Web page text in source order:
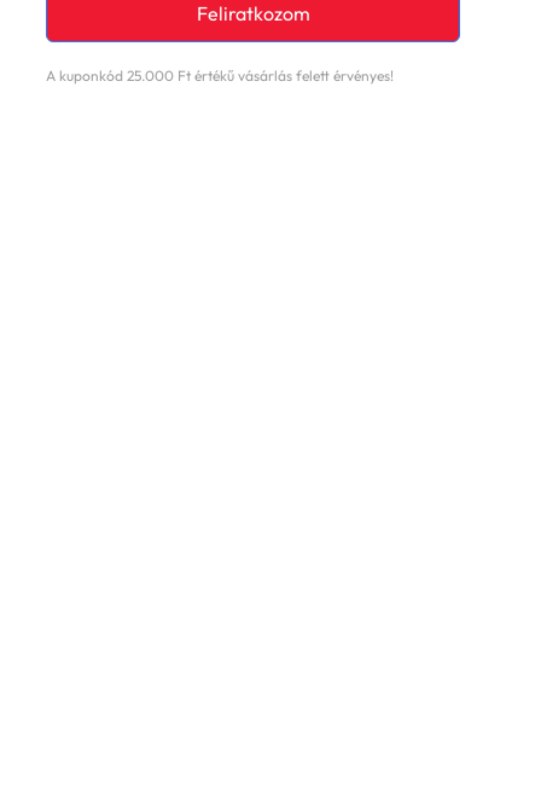
Feliratkozom
A kuponkód 25.000 Ft értékű vásárlás felett érvényes!